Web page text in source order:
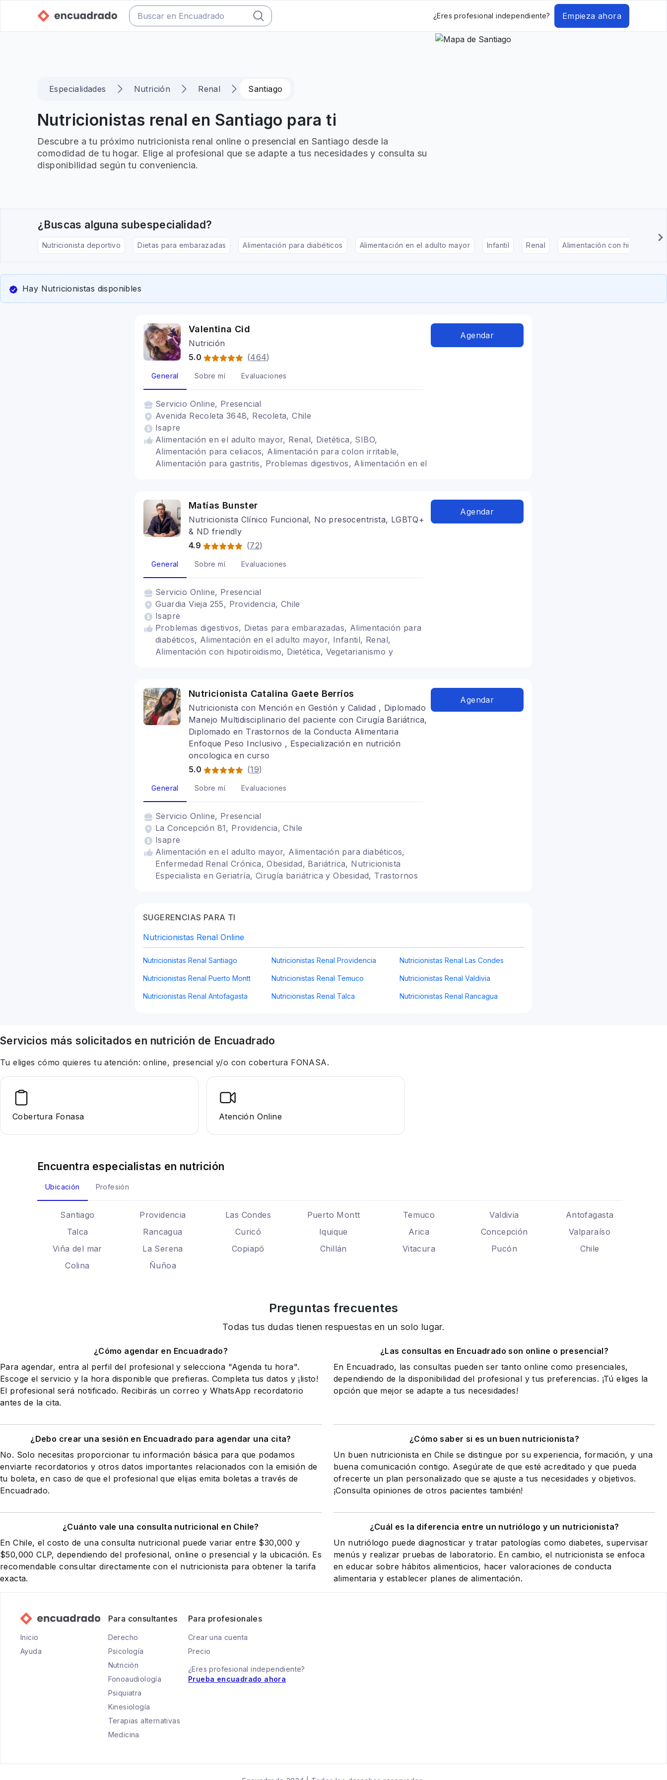
¿Eres profesional independiente? Empieza ahora
Especialidades Nutrición Renal Santiago
Nutricionistas renal en Santiago para ti
Descubre a tu próximo nutricionista renal online o presencial en Santiago desde la
comodidad de tu hogar. Elige al profesional que se adapte a tus necesidades y consulta su
disponibilidad según tu conveniencia.
¿Buscas alguna subespecialidad?
Nutricionista deportivo Dietas para embarazadas Alimentación para diabéticos Alimentación en el adulto mayor Infantil Renal Alimentación con
Hay Nutricionistas disponibles
Valentina Cid
Nutrición
5.0
(464)
General Sobre mí Evaluaciones
Servicio Online, Presencial
Avenida Recoleta 3648, Recoleta, Chile
Isapre
Alimentación en el adulto mayor, Renal, Dietética, SIBO,
Alimentación para celiacos, Alimentación para colon irritable,
Alimentación para gastritis, Problemas digestivos, Alimentación en el
gastritis, Alimentación para colon irritable, Trastornos alimenticios
TCA
Agendar
Matías Bunster
Nutricionista Clínico Funcional, No presocentrista, LGBTQ+
& ND friendly
4.9
(72)
General Sobre mí Evaluaciones
Servicio Online, Presencial
Guardia Vieja 255, Providencia, Chile
Isapre
Problemas digestivos, Dietas para embarazadas, Alimentación para
diabéticos, Alimentación en el adulto mayor, Infantil, Renal,
Alimentación con hipotiroidismo, Dietética, Vegetarianismo y
Alimentación para gastritis
Agendar
Nutricionista Catalina Gaete Berríos
Nutricionista con Mención en Gestión y Calidad , Diplomado
Manejo Multidisciplinario del paciente con Cirugía Bariátrica,
Diplomado en Trastornos de la Conducta Alimentaria
Enfoque Peso Inclusivo , Especialización en nutrición
oncologica en curso
5.0
(19)
General Sobre mí Evaluaciones
Servicio Online, Presencial
La Concepción 81, Providencia, Chile
Isapre
Alimentación en el adulto mayor, Alimentación para diabéticos,
Enfermedad Renal Crónica, Obesidad, Bariátrica, Nutricionista
Especialista en Geriatría, Cirugía bariátrica y Obesidad, Trastornos
Agendar
SUGERENCIAS PARA TI
Nutricionistas Renal Online
Nutricionistas Renal Santiago Nutricionistas Renal Providencia Nutricionistas Renal Las Condes
Nutricionistas Renal Puerto Montt Nutricionistas Renal Temuco Nutricionistas Renal Valdivia
Nutricionistas Renal Antofagasta Nutricionistas Renal Talca Nutricionistas Renal Rancagua
Servicios más solicitados en nutrición de Encuadrado
Tu eliges cómo quieres tu atención: online, presencial y/o con cobertura FONASA.
Cobertura Fonasa Atención Online
Encuentra especialistas en nutrición
Ubicación Profesión
Santiago Providencia Las Condes Puerto Montt Temuco Valdivia
Antofagasta
Talca
Rancagua Curicó Iquique Arica Concepción
Valparaíso
Viña del mar
La Serena Copiapó Chillán Vitacura Pucón
Chile
Colina
Ñuñoa
Preguntas frecuentes
Todas tus dudas tienen respuestas en un solo lugar.
¿Cómo agendar en Encuadrado?
Para agendar, entra al perfil del profesional y selecciona "Agenda tu hora".
Escoge el servicio y la hora disponible que prefieras. Completa tus datos y ¡listo!
El profesional será notificado. Recibirás un correo y WhatsApp recordatorio
antes de la cita.
¿Las consultas en Encuadrado son online o presencial?
En Encuadrado, las consultas pueden ser tanto online como presenciales,
dependiendo de la disponibilidad del profesional y tus preferencias. ¡Tú eliges la
opción que mejor se adapte a tus necesidades!
¿Debo crear una sesión en Encuadrado para agendar una cita?
No. Solo necesitas proporcionar tu información básica para que podamos
enviarte recordatorios y otros datos importantes relacionados con la emisión de
tu boleta, en caso de que el profesional que elijas emita boletas a través de
Encuadrado.
¿Cómo saber si es un buen nutricionista?
Un buen nutricionista en Chile se distingue por su experiencia, formación, y una
buena comunicación contigo. Asegúrate de que esté acreditado y que pueda
ofrecerte un plan personalizado que se ajuste a tus necesidades y objetivos.
¡Consulta opiniones de otros pacientes también!
¿Cuánto vale una consulta nutricional en Chile?
En Chile, el costo de una consulta nutricional puede variar entre $30,000 y
$50,000 CLP, dependiendo del profesional, online o presencial y la ubicación. Es
recomendable consultar directamente con el nutricionista para obtener la tarifa
exacta.
¿Cuál es la diferencia entre un nutriólogo y un nutricionista?
Un nutriólogo puede diagnosticar y tratar patologías como diabetes, supervisar
menús y realizar pruebas de laboratorio. En cambio, el nutricionista se enfoca
en educar sobre hábitos alimenticios, hacer valoraciones de conducta
alimentaria y establecer planes de alimentación.
Inicio
Ayuda
Para consultantes
Derecho
Psicología
Nutrición
Fonoaudiología
Psiquiatra
Kinesiología
Terapias alternativas
Medicina
Para profesionales
Crear una cuenta
Precio
¿Eres profesional independiente?
Prueba encuadrado ahora